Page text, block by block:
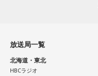
放送局一覧
北海道・東北
HBCラジオ